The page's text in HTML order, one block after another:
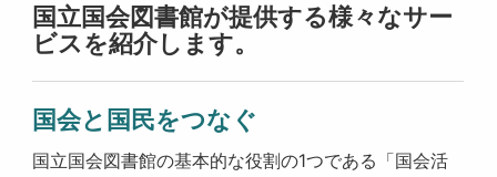
国立国会図書館が提供する様々なサー
ビスを紹介します。
国会と国民をつなぐ
国立国会図書館の基本的な役割の1つである「国会活